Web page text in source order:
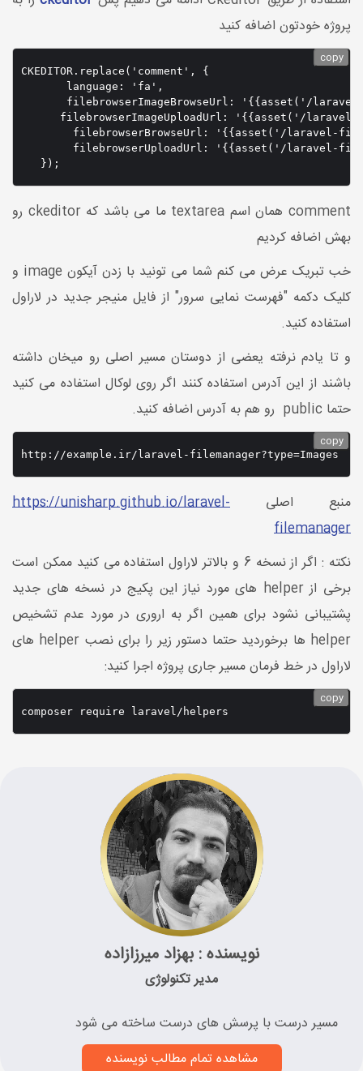
پروژه خودتون اضافه کنید
CKEDITOR.replace('comment', {
language: 'fa',
filebrowserImageBrowseUrl: '{{asset('/laravel-
filebrowserImageUploadUrl: '{{asset('/laravel-
filebrowserBrowseUrl: '{{asset('/laravel-
filebrowserUploadUrl: '{{asset('/laravel-
});
copy
comment همان اسم textarea ما می باشد که ckeditor رو
بهش اضافه کردیم
خب تبریک عرض می کنم شما می تونید با زدن آیکون image و
کلیک دکمه "فهرست نمایی سرور" از فایل منیجر جدید در لاراول
استفاده کنید.
و تا یادم نرفته یعضی از دوستان مسیر اصلی رو میخان داشته
باشند از این آدرس استفاده کنند اگر روی لوکال استفاده می کنید
حتما public رو هم به آدرس اضافه کنید.
copy
منبع اصلی https://unisharp.github.io/laravel-
filemanager
نکته : اگر از نسخه 6 و بالاتر لاراول استفاده می کنید ممکن است
برخی از helper های مورد نیاز این پکیج در نسخه های جدید
پشتیبانی نشود برای همین اگر به اروری در مورد عدم تشخیص
helper ها برخوردید حتما دستور زیر را برای نصب helper های
لاراول در خط فرمان مسیر جاری پروژه اجرا کنید:
composer require laravel/helpers
copy
نویسنده : بهزاد میرزازاده
مدیر تکنولوژی
مسیر درست با پرسش های درست ساخته می شود
مشاهده تمام مطالب نویسنده